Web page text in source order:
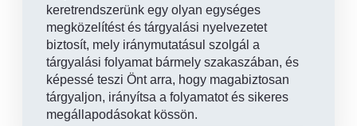
keretrendszerünk egy olyan egységes
megközelítést és tárgyalási nyelvezetet
biztosít, mely iránymutatásul szolgál a
tárgyalási folyamat bármely szakaszában, és
képessé teszi Önt arra, hogy magabiztosan
tárgyaljon, irányítsa a folyamatot és sikeres
megállapodásokat kössön.